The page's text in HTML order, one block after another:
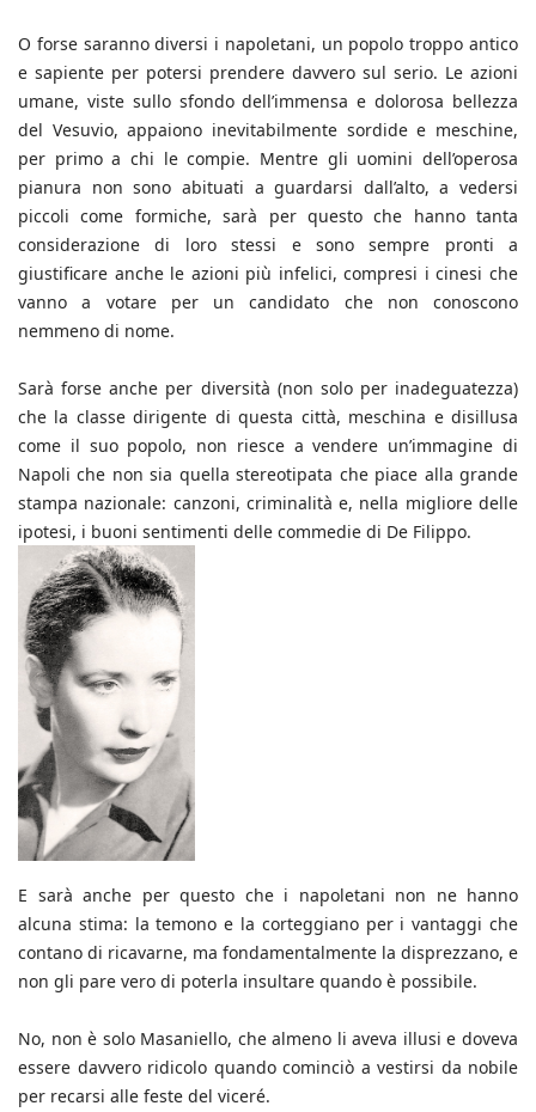
O forse saranno diversi i napoletani, un popolo troppo antico
e sapiente per potersi prendere davvero sul serio. Le azioni
umane, viste sullo sfondo dell’immensa e dolorosa bellezza
del Vesuvio, appaiono inevitabilmente sordide e meschine,
per primo a chi le compie. Mentre gli uomini dell’operosa
pianura non sono abituati a guardarsi dall’alto, a vedersi
piccoli come formiche, sarà per questo che hanno tanta
considerazione di loro stessi e sono sempre pronti a
giustificare anche le azioni più infelici, compresi i cinesi che
vanno a votare per un candidato che non conoscono
nemmeno di nome.
Sarà forse anche per diversità (non solo per inadeguatezza)
che la classe dirigente di questa città, meschina e disillusa
come il suo popolo, non riesce a vendere un’immagine di
Napoli che non sia quella stereotipata che piace alla grande
stampa nazionale: canzoni, criminalità e, nella migliore delle
ipotesi, i buoni sentimenti delle commedie di De Filippo.
E sarà anche per questo che i napoletani non ne hanno
alcuna stima: la temono e la corteggiano per i vantaggi che
contano di ricavarne, ma fondamentalmente la disprezzano, e
non gli pare vero di poterla insultare quando è possibile.
No, non è solo Masaniello, che almeno li aveva illusi e doveva
essere davvero ridicolo quando cominciò a vestirsi da nobile
per recarsi alle feste del viceré.